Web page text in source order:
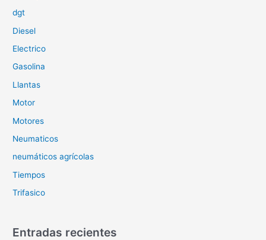
dgt
Diesel
Electrico
Gasolina
Llantas
Motor
Motores
Neumaticos
neumáticos agrícolas
Tiempos
Trifasico
Entradas recientes